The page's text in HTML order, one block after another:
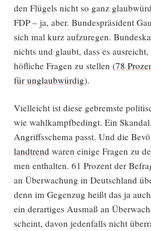
den Flü­gels nicht so ganz
FDP – ja, aber. Bun­des­prä­si­dent
sich mal kurz auf­zu­re­gen.
nichts und glaubt, dass es
höf­li­che Fra­gen zu stel­len (78
für unglaub­wür­dig).
Viel­leicht ist die­se gebrems­te
wie wahl­kampf­be­dingt. Ein
Angriffs­sche­ma passt. Und die
land­trendwaren eini­ge Fra­gen zu
men ent­hal­ten. 61 Pro­zent der
an Über­wa­chung in Deutsch­land
denn im Gegen­zug heißt das ja
ein der­ar­ti­ges Aus­maß an
scheint, davon jeden­falls nicht